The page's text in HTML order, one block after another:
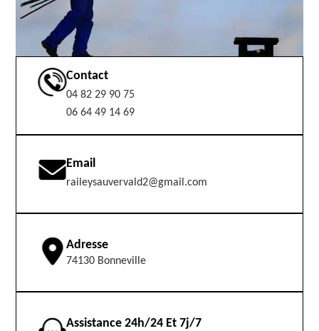
Contact
04 82 29 90 75
06 64 49 14 69
Email
raileysauvervald2@gmail.com
Adresse
74130 Bonneville
Assistance 24h/24 Et 7j/7